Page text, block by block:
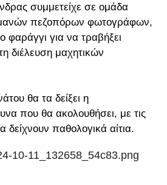
συμμετείχε σε ομάδα
πεζοπόρων φωτογράφων,
φαράγγι για να τραβήξει
διέλευση μαχητικών
θα τα δείξει η
που θα ακολουθήσει, με τις
δείχνουν παθολογικά αίτια.